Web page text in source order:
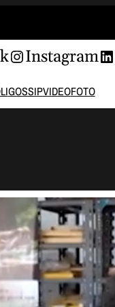
Instagram
GOSSIPVIDEOFOTO